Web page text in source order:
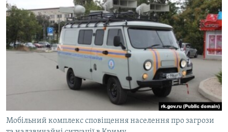
Мобільний комплекс сповіщення населення про загрози